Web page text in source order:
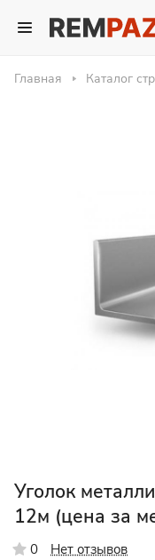
Главная Каталог
Уголок
12м (цена за
0 Нет отзывов